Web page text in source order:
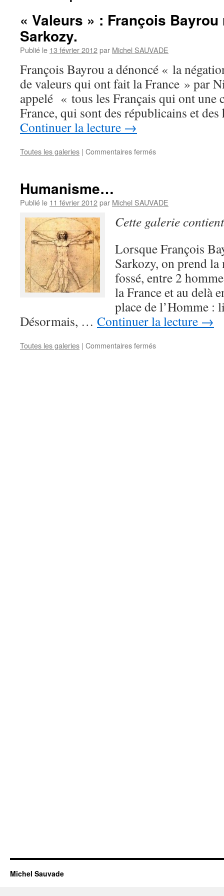
« Valeurs » : François
Sarkozy.
Publié le 13 février 2012par Michel SAUVADE
François Bayrou a dénoncé « la
de valeurs qui ont fait la France » par
appelé « tous les Français qui ont une
France, qui sont des républicains et
Continuer la lecture →
Toutes les galeries | Commentaires fermés
répond
Nicolas
Humanisme…
Publié le 11 février 2012par Michel SAUVADE
Cette galerie
Lorsque François
Sarkozy, on prend la
fossé, entre 2
la France et au delà
place de l’Homme :
Désormais, … Continuer la lecture →
Toutes les galeries | Commentaires fermés
Michel Sauvade